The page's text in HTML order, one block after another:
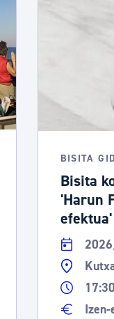
BISITA
Bisita
'Harun
efektua'
Izen-